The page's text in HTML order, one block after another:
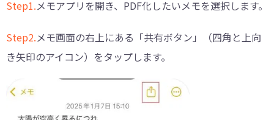
Step1.メモアプリを開き、PDF化したいメモを選択します。
Step2.メモ画面の右上にある「共有ボタン」（四角と上向
き矢印のアイコン）をタップします。